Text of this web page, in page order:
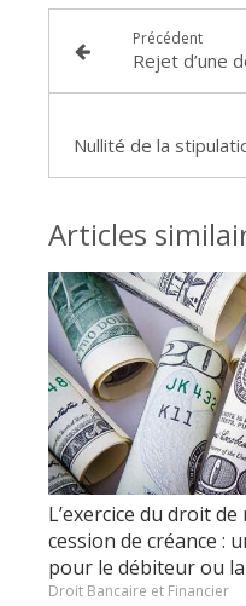
Précédent
Articles
L’exercice du droit
cession de créance :
pour le débiteur ou
Droit Bancaire et Financier